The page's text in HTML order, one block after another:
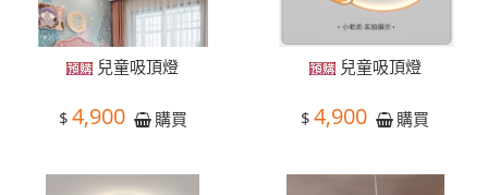
兒童吸頂燈
$ 4,900 購買
兒童吸頂燈
$ 4,900 購買